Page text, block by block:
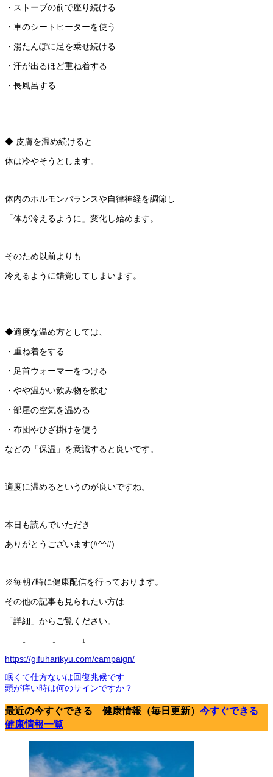
・ストーブの前で座り続ける
・車のシートヒーターを使う
・湯たんぽに足を乗せ続ける
・汗が出るほど重ね着する
・長風呂する
◆ 皮膚を温め続けると
体は冷やそうとします。
体内のホルモンバランスや自律神経を調節し
「体が冷えるように」変化し始めます。
そのため以前よりも
冷えるように錯覚してしまいます。
◆適度な温め方としては、
・重ね着をする
・足首ウォーマーをつける
・やや温かい飲み物を飲む
・部屋の空気を温める
・布団やひざ掛けを使う
などの「保温」を意識すると良いです。
適度に温めるというのが良いですね。
本日も読んでいただき
ありがとうございます(#^^#)
※毎朝7時に健康配信を行っております。
その他の記事も見られたい方は
「詳細」からご覧ください。
↓ ↓ ↓
https://gifuharikyu.com/campaign/
眠くて仕方ないは回復兆候です
頭が痒い時は何のサインですか？
最近の今すぐできる 健康情報（毎日更新） 今すぐできる
健康情報一覧